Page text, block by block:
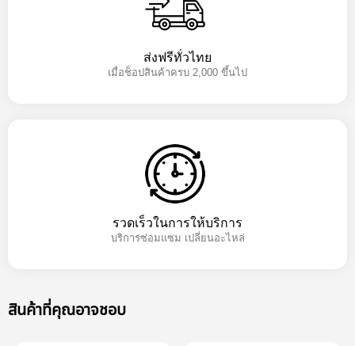
ส่งฟรีทั่วไทย
เมื่อช็อปสินค้าครบ 2,000 ขึ้นไป
รวดเร็วในการให้บริการ
บริการซ่อมแซม เปลี่ยนอะไหล่
สินค้าที่คุณอาจชอบ